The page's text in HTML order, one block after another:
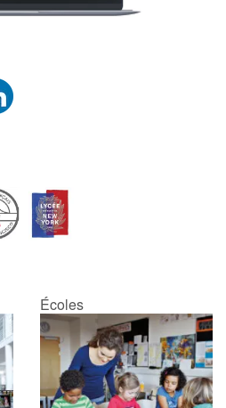
Écoles